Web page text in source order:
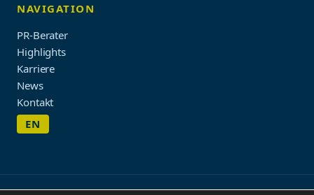
NAVIGATION
PR-Berater
Highlights
Karriere
News
Kontakt
EN